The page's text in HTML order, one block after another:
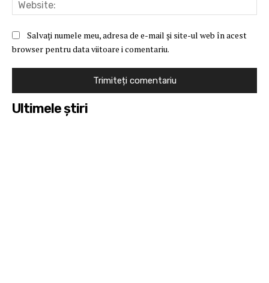
Salvați numele meu, adresa de e-mail și site-ul web în acest
browser pentru data viitoare i comentariu.
Ultimele ştiri